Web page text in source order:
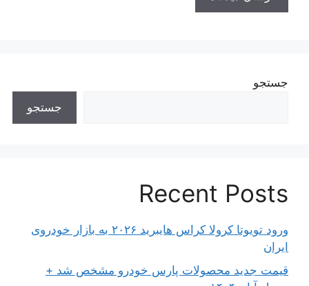
جستجو
جستجو
Recent Posts
ورود تویوتا کرولا کراس هایبرید ۲۰۲۶ به بازار خودروی
ایران
قیمت جدید محصولات پارس خودرو مشخص شد +